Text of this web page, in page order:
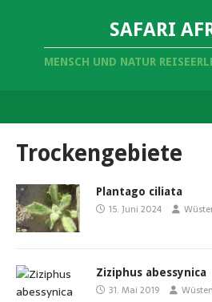
SAFARI
MENSCH UND NATUR
Trockengebiete
Plantago ciliata
15. Juni 2024
Ziziphus abessynica
31. Mai 2019